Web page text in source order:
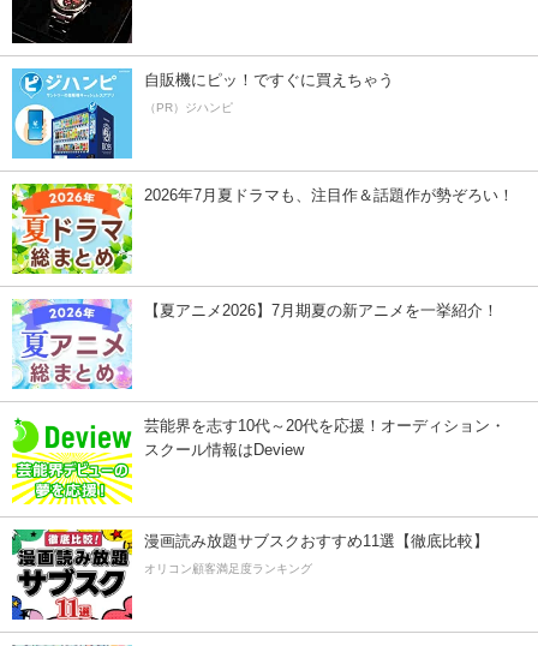
自販機にピッ！ですぐに買えちゃう
（PR）ジハンピ
2026年7月夏ドラマも、注目作＆話題作が勢ぞろい！
【夏アニメ2026】7月期夏の新アニメを一挙紹介！
芸能界を志す10代～20代を応援！オーディション・
スクール情報はDeview
漫画読み放題サブスクおすすめ11選【徹底比較】
オリコン顧客満足度ランキング